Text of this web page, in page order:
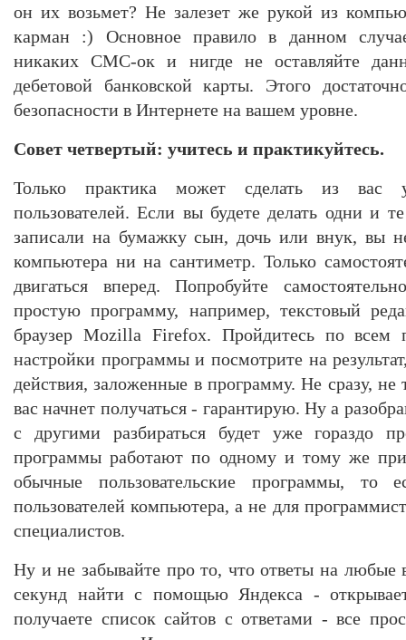
он их возьмет? Не залезет же рукой из
карман :) Основное правило в данном
никаких СМС-ок и нигде не оставляйте
дебетовой банковской карты. Этого
безопасности в Интернете на вашем уровне.
Совет четвертый: учитесь и практикуйтесь.
Только практика может сделать из вас
пользователей. Если вы будете делать одни и
записали на бумажку сын, дочь или внук, вы
компьютера ни на сантиметр. Только
двигаться вперед. Попробуйте
простую программу, например, текстовый
браузер Mozilla Firefox. Пройдитесь по всем
настройки программы и посмотрите на
действия, заложенные в программу. Не сразу,
вас начнет получаться - гарантирую. Ну а
с другими разбираться будет уже гораздо
программы работают по одному и тому же
обычные пользовательские программы, то
пользователей компьютера, а не для
специалистов.
Ну и не забывайте про то, что ответы на любые
секунд найти с помощью Яндекса -
получаете список сайтов с ответами - все